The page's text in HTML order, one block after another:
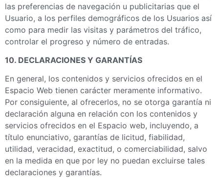
las preferencias de navegación u publicitarias que el
Usuario, a los perfiles demográficos de los Usuarios así
como para medir las visitas y parámetros del tráfico,
controlar el progreso y número de entradas.
10. DECLARACIONES Y GARANTÍAS
En general, los contenidos y servicios ofrecidos en el
Espacio Web tienen carácter meramente informativo.
Por consiguiente, al ofrecerlos, no se otorga garantía ni
declaración alguna en relación con los contenidos y
servicios ofrecidos en el Espacio web, incluyendo, a
título enunciativo, garantías de licitud, fiabilidad,
utilidad, veracidad, exactitud, o comerciabilidad, salvo
en la medida en que por ley no puedan excluirse tales
declaraciones y garantías.